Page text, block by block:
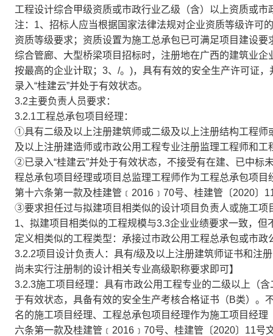
工程设计综合甲级资质或市政行业乙级（含）以上资质或
注：1、招标人应当根据国家法律法规对企业资质等级许可
资质等级要求；资质设置为施工总承包已可满足项目建设
综合管廊、大型桥梁项目招标时，注册地在广西的建筑业
按最高的企业计取；3、/。)，具有有效的安全生产许可证
录入“桂建云”并处于有效状态。
3.2主要负责人员要求：
3.2.1工程总承包项目经理：
①具有二级及以上注册建筑师或二级及以上注册结构工程
及以上注册建造师或市政公用工程专业注册监理工程师和
②已录入“桂建云”并处于有效状态，不接受有在建、已中标
程总承包项目经理或项目总监理工程师作为工程总承包项
第十六条第一款及桂建管﹝2016﹞70号、桂建管〔2020〕
③要求担任过与拟建项目相类似的设计项目负责人或施工
1、拟建项目相类似的工程规模与3.3企业业绩要求一致，
定义相类似的工程类型：承接过市政公用工程总承包或市
3.2.2项目设计负责人：具有/级及以上注册建筑师证书和注
尚未实行注册制的设计相关专业高级职称要求即可】
3.2.3施工项目经理：具有市政公用工程专业的二级以上（
于有效状态，具备有效的安全生产考核合格证书（B类）。
名的施工项目经理、工程总承包项目经理作为施工项目经
六条第一款及桂建管﹝2016﹞70号、桂建管〔2020〕11号